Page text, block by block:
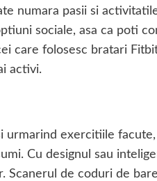
numara pasii si
sociale, asa ca poti
care folosesc bratari
activi.
urmarind exercitiile
Cu designul sau
de coduri de